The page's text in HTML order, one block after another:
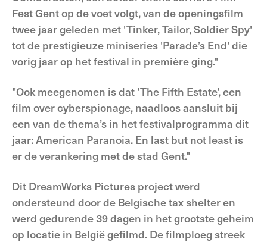
Fest Gent op de voet volgt, van de openingsfilm
twee jaar geleden met 'Tinker, Tailor, Soldier Spy'
tot de prestigieuze miniseries 'Parade’s End' die
vorig jaar op het festival in première ging."
"Ook meegenomen is dat 'The Fifth Estate', een
film over cyberspionage, naadloos aansluit bij
een van de thema’s in het festivalprogramma dit
jaar: American Paranoia. En last but not least is
er de verankering met de stad Gent."
Dit DreamWorks Pictures project werd
ondersteund door de Belgische tax shelter en
werd gedurende 39 dagen in het grootste geheim
op locatie in België gefilmd. De filmploeg streek